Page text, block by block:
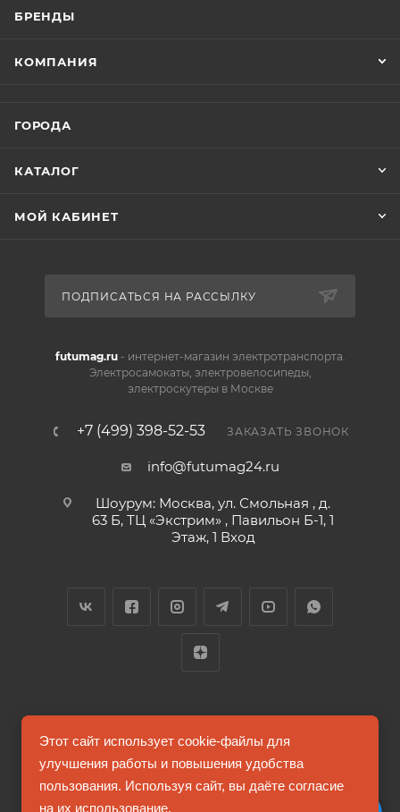
БРЕНДЫ
КОМПАНИЯ
ГОРОДА
КАТАЛОГ
МОЙ КАБИНЕТ
ПОДПИСАТЬСЯ НА РАССЫЛКУ
futumag.ru- интернет-магазин электротранспорта.
Электросамокаты, электровелосипеды,
электроскутеры в Москве
+7 (499) 398-52-53 ЗАКАЗАТЬ ЗВОНОК
info@futumag24.ru
Шоурум: Москва, ул. Смольная , д.
63 Б, ТЦ «Экстрим» , Павильон Б-1, 1
Этаж, 1 Вход
2026 © FUTUMAG.RU
Информация на сайте не является публичной офертой
Этот сайт использует cookie-файлы для
улучшения работы и повышения удобства
пользования. Используя сайт, вы даёте согласие
на их использование.